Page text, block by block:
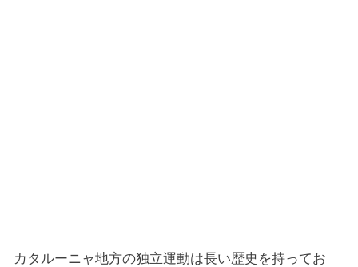
カタルーニャ地方の独立運動は長い歴史を持ってお